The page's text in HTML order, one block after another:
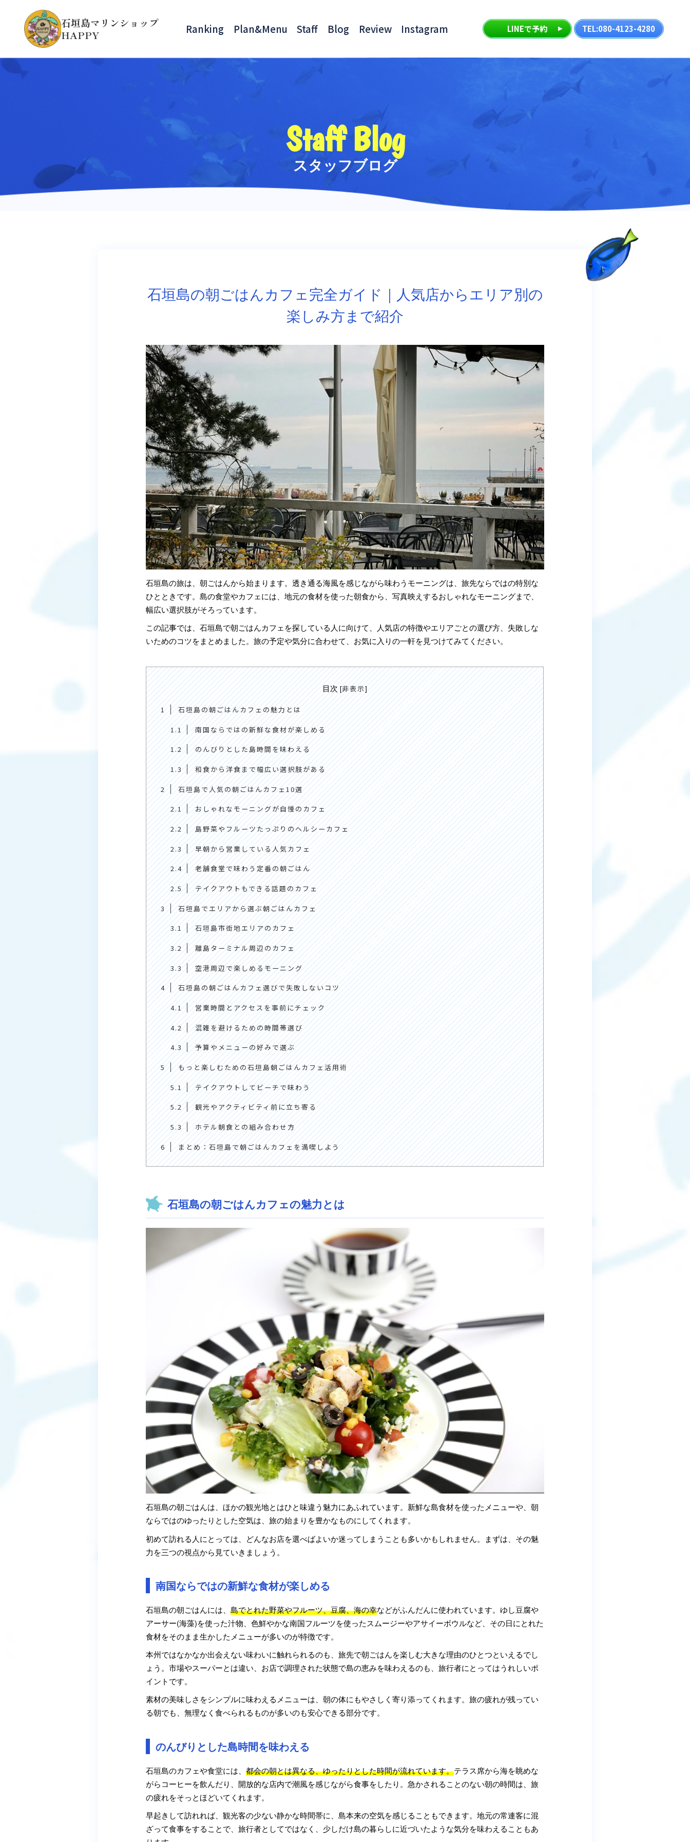
石垣島マリンショップ
HAPPY
Ranking Plan&Menu Staff Blog Review Instagram LINEで予約 TEL:080-4123-4280
Staff Blog
スタッフブログ
石垣島の朝ごはんカフェ完全ガイド｜人気店からエリア別の
楽しみ方まで紹介
石垣島の旅は、朝ごはんから始まります。透き通る海風を感じながら味わうモーニングは、旅先ならではの特別な
ひとときです。島の食堂やカフェには、地元の食材を使った朝食から、写真映えするおしゃれなモーニングまで、
幅広い選択肢がそろっています。
この記事では、石垣島で朝ごはんカフェを探している人に向けて、人気店の特徴やエリアごとの選び方、失敗しな
いためのコツをまとめました。旅の予定や気分に合わせて、お気に入りの一軒を見つけてみてください。
目次 [非表示]
1 石垣島の朝ごはんカフェの魅力とは
1.1 南国ならではの新鮮な食材が楽しめる
1.2 のんびりとした島時間を味わえる
1.3 和食から洋食まで幅広い選択肢がある
2 石垣島で人気の朝ごはんカフェ10選
2.1 おしゃれなモーニングが自慢のカフェ
2.2 島野菜やフルーツたっぷりのヘルシーカフェ
2.3 早朝から営業している人気カフェ
2.4 老舗食堂で味わう定番の朝ごはん
2.5 テイクアウトもできる話題のカフェ
3 石垣島でエリアから選ぶ朝ごはんカフェ
3.1 石垣島市街地エリアのカフェ
3.2 離島ターミナル周辺のカフェ
3.3 空港周辺で楽しめるモーニング
4 石垣島の朝ごはんカフェ選びで失敗しないコツ
4.1 営業時間とアクセスを事前にチェック
4.2 混雑を避けるための時間帯選び
4.3 予算やメニューの好みで選ぶ
5 もっと楽しむための石垣島朝ごはんカフェ活用術
5.1 テイクアウトしてビーチで味わう
5.2 観光やアクティビティ前に立ち寄る
5.3 ホテル朝食との組み合わせ方
6 まとめ：石垣島で朝ごはんカフェを満喫しよう
石垣島の朝ごはんカフェの魅力とは
石垣島の朝ごはんは、ほかの観光地とはひと味違う魅力にあふれています。新鮮な島食材を使ったメニューや、朝
ならではのゆったりとした空気は、旅の始まりを豊かなものにしてくれます。
初めて訪れる人にとっては、どんなお店を選べばよいか迷ってしまうことも多いかもしれません。まずは、その魅
力を三つの視点から見ていきましょう。
南国ならではの新鮮な食材が楽しめる
石垣島の朝ごはんには、島でとれた野菜やフルーツ、豆腐、海の幸などがふんだんに使われています。ゆし豆腐や
アーサー(海藻)を使った汁物、色鮮やかな南国フルーツを使ったスムージーやアサイーボウルなど、その日にとれた
食材をそのまま生かしたメニューが多いのが特徴です。
本州ではなかなか出会えない味わいに触れられるのも、旅先で朝ごはんを楽しむ大きな理由のひとつといえるでし
ょう。市場やスーパーとは違い、お店で調理された状態で島の恵みを味わえるのも、旅行者にとってはうれしいポ
イントです。
素材の美味しさをシンプルに味わえるメニューは、朝の体にもやさしく寄り添ってくれます。旅の疲れが残ってい
る朝でも、無理なく食べられるものが多いのも安心できる部分です。
のんびりとした島時間を味わえる
石垣島のカフェや食堂には、都会の朝とは異なる、ゆったりとした時間が流れています。テラス席から海を眺めな
がらコーヒーを飲んだり、開放的な店内で潮風を感じながら食事をしたり。急かされることのない朝の時間は、旅
の疲れをそっとほどいてくれます。
早起きして訪れれば、観光客の少ない静かな時間帯に、島本来の空気を感じることもできます。地元の常連客に混
ざって食事をすることで、旅行者としてではなく、少しだけ島の暮らしに近づいたような気分を味わえることもあ